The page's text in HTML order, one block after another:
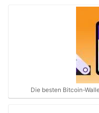
Die besten Bitcoin-